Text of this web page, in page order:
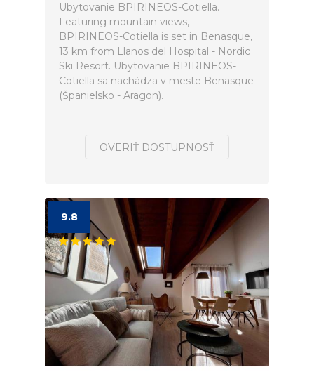
Ubytovanie BPIRINEOS-Cotiella.
Featuring mountain views,
BPIRINEOS-Cotiella is set in Benasque,
13 km from Llanos del Hospital - Nordic
Ski Resort. Ubytovanie BPIRINEOS-
Cotiella sa nachádza v meste Benasque
(Španielsko - Aragon).
OVERIŤ DOSTUPNOSŤ
9.8